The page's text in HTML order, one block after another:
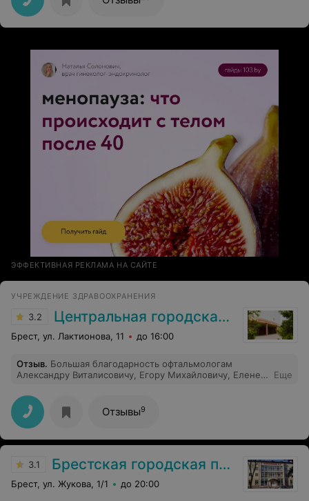
приходил без них. Лечение было длительным, кто
серьёзно страдал от этой болезни, эти люди знают
долгий процесс, необходимый для того. чтобы
который, скажу честно, я немного недооценил
сначала, имеет свою особенность и уникальность,
Молодой медперсонал, своим одним присутствием
добросовестное отношение к пациентам и в целом к
работе. Заведующая отделением очень серьёзно
отнеслась к изучению и принятию решения по этому
вопросу.
ЭФФЕКТИВНАЯ РЕКЛАМА НА САЙТЕ
УЧРЕЖДЕНИЕ ЗДРАВООХРАНЕНИЯ
3.2 Центральная городская больница
Брест, ул. Лактионова, 11 до 16:00
Отзыв. Большая благодарность офтальмологам
Александру Виталисовичу, Егору Михайловичу, Елене
нашей маме, бабушке, частично утраченное зрение и
устранили побочную проблему с давлением и
сердцем. Спасибо всему персоналу отделения и
приглашенным специалистам кардиологам за
внимание и заботу. Всем сил, радости и удачи!
Еще
Отзывы9
3.1 Брестская городская поликлиника №3
Брест, ул. Жукова, 1/1 до 20:00